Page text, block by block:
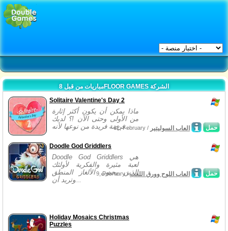
مباريات من قبل 8FLOOR GAMES الشركة
Solitaire Valentine's Day 2
ماذا يمكن أن يكون أكثر إثارة
من الأولى وحتى الآن !؟ لديك
فرصة فريدة من نوعها لأنه...
حمل 12, February / العاب السوليتير
Doodle God Griddlers
Doodle God Griddlers هي
لعبة مثيرة والفكرية لأولئك
الذين يحبون الألغاز المنطق
وتريد أن...
حمل 9, February /العاب اللوح وورق اللعب
Holiday Mosaics Christmas
Puzzles